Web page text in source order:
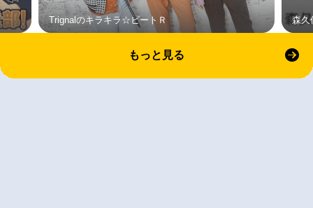
Trignalのキラキラ☆ビートＲ 森久
もっと見る